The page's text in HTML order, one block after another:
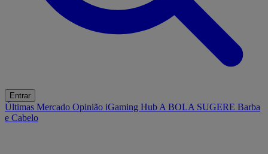
Entrar
Últimas Mercado Opinião iGaming Hub A BOLA SUGERE Barba
e Cabelo